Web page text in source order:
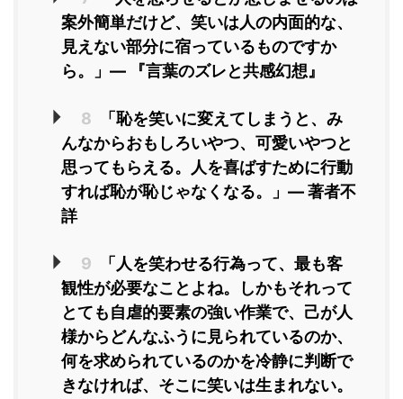
案外簡単だけど、笑いは人の内面的な、
見えない部分に宿っているものですか
ら。」― 『言葉のズレと共感幻想』
8
「恥を笑いに変えてしまうと、み
んなからおもしろいやつ、可愛いやつと
思ってもらえる。人を喜ばすために行動
すれば恥が恥じゃなくなる。」― 著者不
詳
9
「人を笑わせる行為って、最も客
観性が必要なことよね。しかもそれって
とても自虐的要素の強い作業で、己が人
様からどんなふうに見られているのか、
何を求められているのかを冷静に判断で
きなければ、そこに笑いは生まれない。